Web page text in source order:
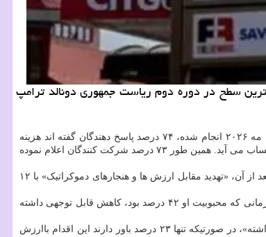
سطح در دوره دوم ریاست جمهوری دونالد ترامپ
موسسه ایپسوس در وب سایت خود نتایج جدیدترین نظرسنجی انجام گرفته از عموم مردم آمریکا را منتشر نموده است. بر طبق این نظرسنجی که میان ۱۵ تا ۱۸ مه ۲۰۲۶ انجام شده، ۷۴ درصد پاسخ دهندگان گفته اند هزینه
های زندگی در آمریکا در راه نادرستی حرکت می کند؛ رقمی که بالاترین میزان ثبت شده در نظرسنجی های رویترز/ایپسوس در دوره دوم ریاست جمهوری ترامپ بحساب می آید. همین طور ۷۳ درصد شرکت کنندگان اعلام نموده
و بیکاری بازهم مهم ترین مشکل آمریکا از دید افکار عمومی به حساب می آید و ۲۱ درصد پاسخ دهندگان آنرا اصلی ترین چالش کشور دانسته اند. بعد از آن، «تهدید مقابل ارزش ها و هنجارهای دموکراتیک» با ۱۲
این نظرسنجی همین طور نشان داده است میزان تایید کلی عملکرد ترامپ ۳۵ درصد است؛ رقمی که نسبت به آوریل تقریباً ثابت مانده اما نسبت به مارس ۲۰۲۵، زمانی که محبوبیت او ۴۲ درصد بود، کاهش قابل توجهی داشته
در بخش سیاست خارجی، نگاه آمریکایی ها به جنگ ایران بازهم عمدتاً منفی است. ۵۲ درصد پاسخ دهندگان گفته اند دخالت نظامی آمریکا در ایران «ارزشش را نداشته»، در صورتیکه تنها ۲۳ درصد باور دارند این اقدام باارزش